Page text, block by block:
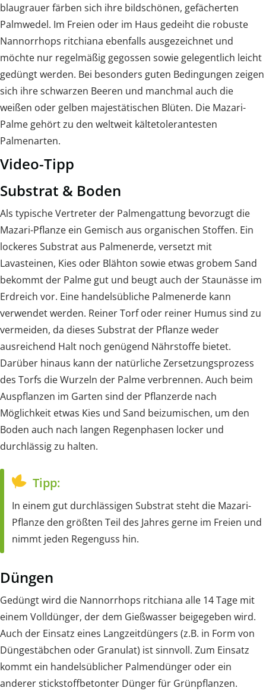
blaugrauer färben sich ihre bildschönen, gefächerten
Palmwedel. Im Freien oder im Haus gedeiht die robuste
Nannorrhops ritchiana ebenfalls ausgezeichnet und
möchte nur regelmäßig gegossen sowie gelegentlich leicht
gedüngt werden. Bei besonders guten Bedingungen zeigen
sich ihre schwarzen Beeren und manchmal auch die
weißen oder gelben majestätischen Blüten. Die Mazari-
Palme gehört zu den weltweit kältetolerantesten
Palmenarten.
Video-Tipp
Substrat & Boden
Als typische Vertreter der Palmengattung bevorzugt die
Mazari-Pflanze ein Gemisch aus organischen Stoffen. Ein
lockeres Substrat aus Palmenerde, versetzt mit
Lavasteinen, Kies oder Blähton sowie etwas grobem Sand
bekommt der Palme gut und beugt auch der Staunässe im
Erdreich vor. Eine handelsübliche Palmenerde kann
verwendet werden. Reiner Torf oder reiner Humus sind zu
vermeiden, da dieses Substrat der Pflanze weder
ausreichend Halt noch genügend Nährstoffe bietet.
Darüber hinaus kann der natürliche Zersetzungsprozess
des Torfs die Wurzeln der Palme verbrennen. Auch beim
Auspflanzen im Garten sind der Pflanzerde nach
Möglichkeit etwas Kies und Sand beizumischen, um den
Boden auch nach langen Regenphasen locker und
durchlässig zu halten.
Tipp:
In einem gut durchlässigen Substrat steht die Mazari-
Pflanze den größten Teil des Jahres gerne im Freien und
nimmt jeden Regenguss hin.
Düngen
Gedüngt wird die Nannorrhops ritchiana alle 14 Tage mit
einem Volldünger, der dem Gießwasser beigegeben wird.
Auch der Einsatz eines Langzeitdüngers (z.B. in Form von
Düngestäbchen oder Granulat) ist sinnvoll. Zum Einsatz
kommt ein handelsüblicher Palmendünger oder ein
anderer stickstoffbetonter Dünger für Grünpflanzen.